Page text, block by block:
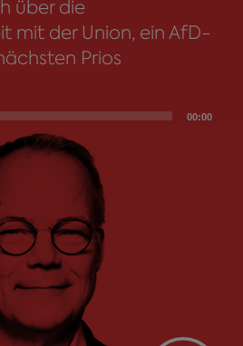
über die
mit der Union, ein AfD-
Prios
00:00